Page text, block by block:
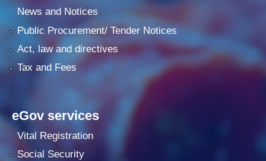
News and Notices
Public Procurement/ Tender Notices
Act, law and directives
Tax and Fees
eGov services
Vital Registration
Social Security